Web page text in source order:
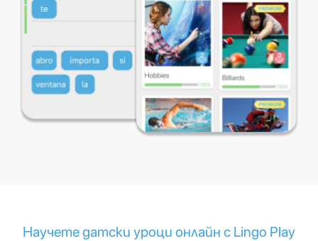
Научете датски уроци онлайн с Lingo Play